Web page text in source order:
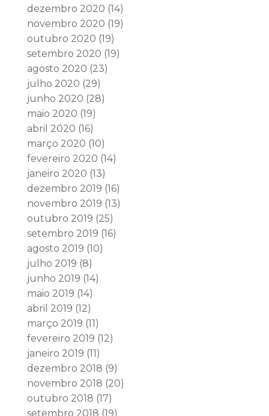
dezembro 2020 (14)
novembro 2020 (19)
outubro 2020 (19)
setembro 2020 (19)
agosto 2020 (23)
julho 2020 (29)
junho 2020 (28)
maio 2020 (19)
abril 2020 (16)
março 2020 (10)
fevereiro 2020 (14)
janeiro 2020 (13)
dezembro 2019 (16)
novembro 2019 (13)
outubro 2019 (25)
setembro 2019 (16)
agosto 2019 (10)
julho 2019 (8)
junho 2019 (14)
maio 2019 (14)
abril 2019 (12)
março 2019 (11)
fevereiro 2019 (12)
janeiro 2019 (11)
dezembro 2018 (9)
novembro 2018 (20)
outubro 2018 (17)
setembro 2018 (19)